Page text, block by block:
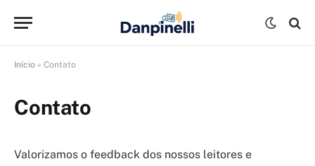
Início » Contato
Contato
Valorizamos o feedback dos nossos leitores e